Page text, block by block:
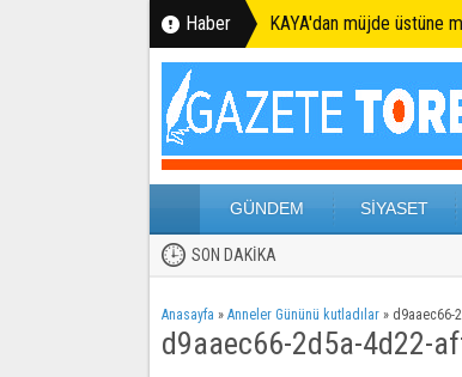
Haber KAYA'dan müjde üstüne
GÜNDEM SİYASET
SON DAKİKA
Anasayfa » Anneler Gününü kutladılar » d9aaec66-
d9aaec66-2d5a-4d22-